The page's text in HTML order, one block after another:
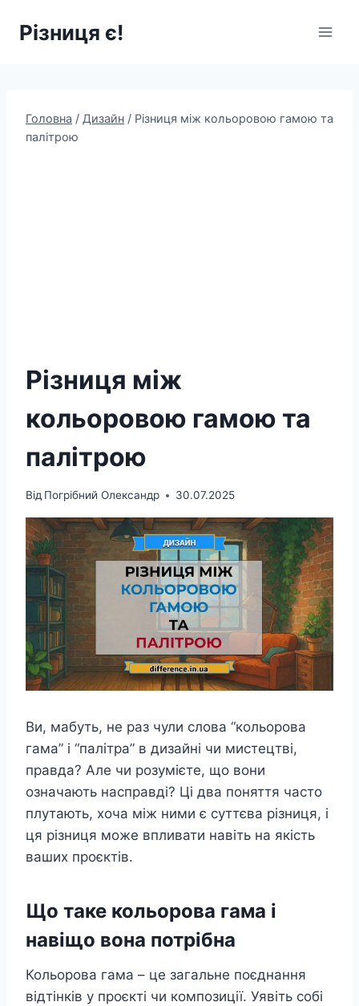
Різниця є!
Головна / Дизайн / Різниця між кольоровою гамою та
палітрою
Різниця між
кольоровою гамою та
палітрою
Від Погрібний Олександр 30.07.2025
Ви, мабуть, не раз чули слова “кольорова
гама” і “палітра” в дизайні чи мистецтві,
правда? Але чи розумієте, що вони
означають насправді? Ці два поняття часто
плутають, хоча між ними є суттєва різниця, і
ця різниця може впливати навіть на якість
ваших проєктів.
Що таке кольорова гама і
навіщо вона потрібна
Кольорова гама – це загальне поєднання
відтінків у проєкті чи композиції. Уявіть собі